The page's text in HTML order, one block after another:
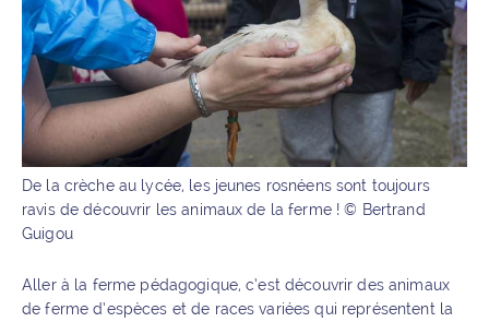
De la crèche au lycée, les jeunes rosnéens sont toujours
ravis de découvrir les animaux de la ferme ! © Bertrand
Guigou
Aller à la ferme pédagogique, c’est découvrir des animaux
de ferme d’espèces et de races variées qui représentent la